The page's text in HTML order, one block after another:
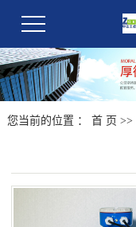
您当前的位置 ： 首 页 >>